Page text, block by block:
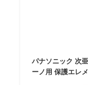
パナソニック 次
ーノ用 保護エレ